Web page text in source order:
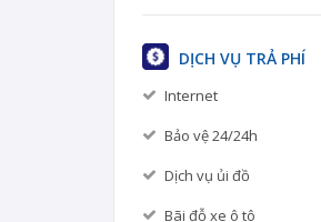
DỊCH VỤ TRẢ PHÍ
Internet
Bảo vệ 24/24h
Dịch vụ ủi đồ
Bãi đỗ xe ô tô